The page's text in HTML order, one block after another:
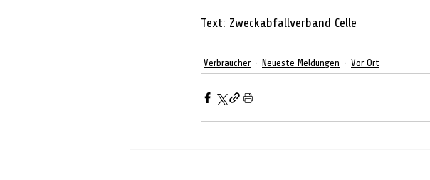
Text: Zweckabfallverband Celle
Verbraucher Neueste Meldungen Vor Ort